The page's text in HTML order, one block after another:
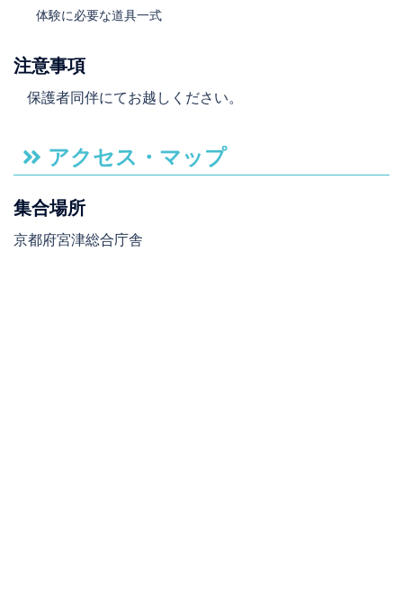
体験に必要な道具一式
注意事項
保護者同伴にてお越しください。
アクセス・マップ
集合場所
京都府宮津総合庁舎